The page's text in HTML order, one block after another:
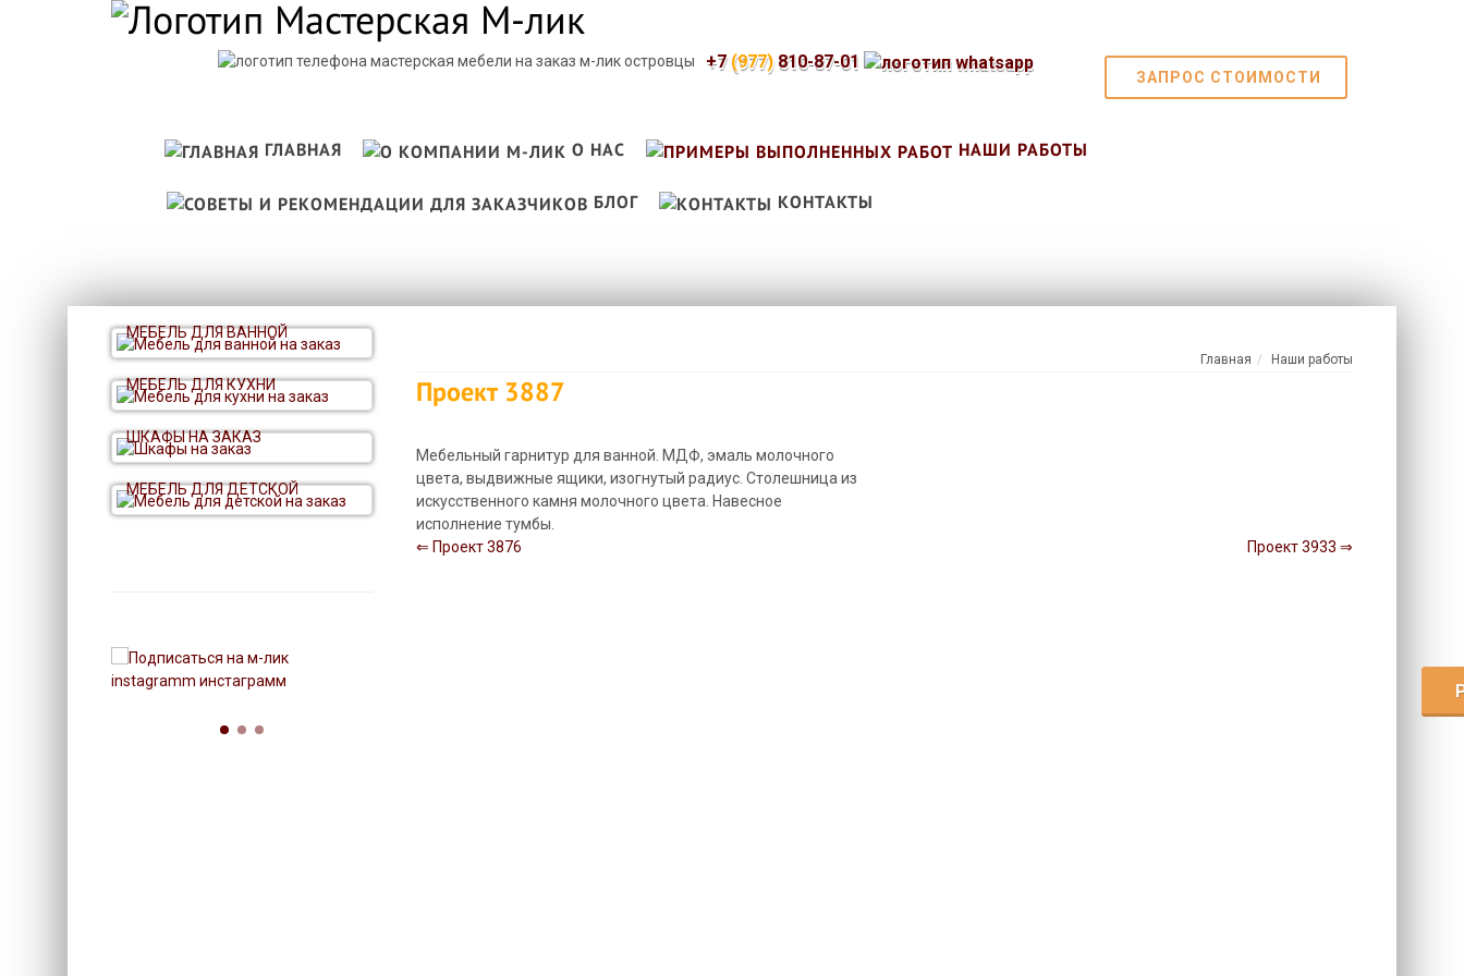
+7 (977)810-87-01
ЗАПРОС СТОИМОСТИ
ГЛАВНАЯ О НАС НАШИ РАБОТЫ
БЛОГ КОНТАКТЫ
Главная Наши работы
Проект 3887
Мебельный гарнитур для ванной. МДФ, эмаль молочного
цвета, выдвижные ящики, изогнутый радиус. Столешница из
искусственного камня молочного цвета. Навесное
исполнение тумбы.
⇐ Проект 3876
Проект 3933 ⇒
МЕБЕЛЬ ДЛЯ ВАННОЙ
МЕБЕЛЬ ДЛЯ КУХНИ
ШКАФЫ НА ЗАКАЗ
МЕБЕЛЬ ДЛЯ ДЕТСКОЙ